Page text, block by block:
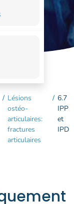
/ Lésions
ostéo-
articulaires:
fractures
articulaires
/ 6.7
IPP
et
IPD